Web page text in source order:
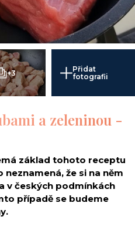
+3
Přidat
fotografii
a zeleninou -
základ tohoto receptu
že si na něm
v českých podmínkách
případě se budeme